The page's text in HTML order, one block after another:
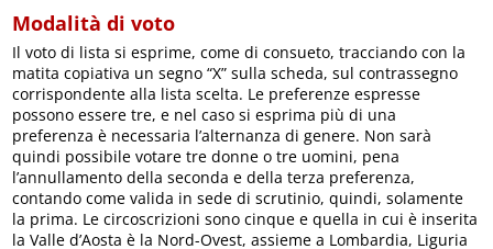
Modalità di voto
Il voto di lista si esprime, come di consueto, tracciando con la
matita copiativa un segno “X” sulla scheda, sul contrassegno
corrispondente alla lista scelta. Le preferenze espresse
possono essere tre, e nel caso si esprima più di una
preferenza è necessaria l’alternanza di genere. Non sarà
quindi possibile votare tre donne o tre uomini, pena
l’annullamento della seconda e della terza preferenza,
contando come valida in sede di scrutinio, quindi, solamente
la prima. Le circoscrizioni sono cinque e quella in cui è inserita
la Valle d’Aosta è la Nord-Ovest, assieme a Lombardia, Liguria